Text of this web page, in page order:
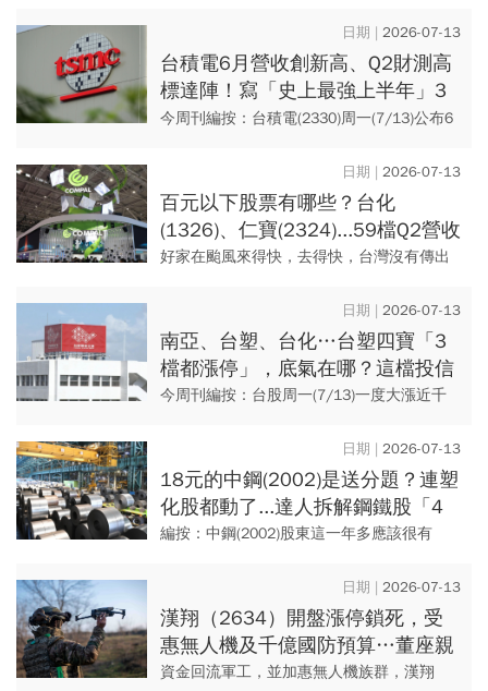
貨…」，過往台股總要看外資臉色，只要外
資站在賣方，台股就好不起來。...
2026-07-13
台積電6月營收創新高、Q2財測高
標達陣！寫「史上最強上半年」3
紀錄…法說會前目標價先被喊到這
今周刊編按：台積電(2330)周一(7/13)公布6
2,703.8億元，順利落在財測高標區間，累計
上...
2026-07-13
百元以下股票有哪些？台化
(1326)、仁寶(2324)...59檔Q2營收
雙位數成長股出列！下半年AI概念
好家在颱風來得快，去得快，台灣沒有傳出
又可以再次投入工作，而選股教練的工作大
概就是幫大家來選股啦！ ...
2026-07-13
南亞、台塑、台化…台塑四寶「3
檔都漲停」，底氣在哪？這檔投信
連15買，目標價已提前達陣
今周刊編按：台股周一(7/13)一度大漲近千
權指數衝高後漲勢收斂，46000得而復失。
盤面上，台...
2026-07-13
18元的中鋼(2002)是送分題？連塑
化股都動了...達人拆解鋼鐵股「4
個落底轉機」：買在40元高點能解
編按：中鋼(2002)股東這一年多應該很有
磨人的不是賠大錢，而是資金卡住、等不到
行情，尤其是近5年...
2026-07-13
漢翔（2634）開盤漲停鎖死，受
惠無人機及千億國防預算…董座親
解漢翔未來發展，謝金河：股價還
資金回流軍工，並加惠無人機族群，漢翔